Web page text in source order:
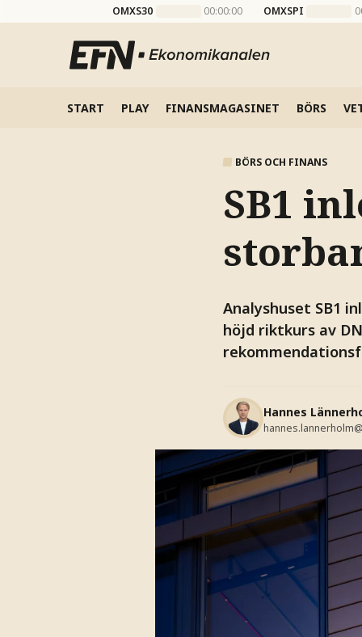
OMXS30 00:00:00 OMXSPI
START PLAY FINANSMAGASINET BÖRS
BÖRS OCH FINANS
SB1
Analyshuset SB1
höjd riktkurs av
Hannes